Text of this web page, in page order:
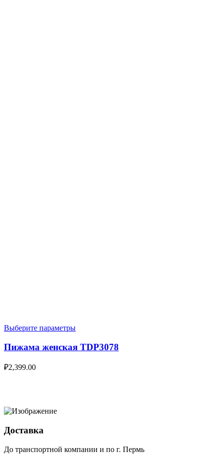
Выберите параметры
Пижама женская TDP3078
₽2,399.00
Доставка
До транспортной компании и по г. Пермь